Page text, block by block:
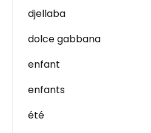
djellaba
dolce gabbana
enfant
enfants
été